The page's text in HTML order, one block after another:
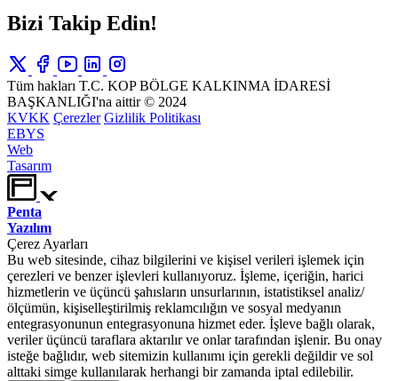
Bizi Takip Edin!
Tüm hakları T.C. KOP BÖLGE KALKINMA İDARESİ
BAŞKANLIĞI'na aittir © 2024
KVKK Çerezler Gizlilik Politikası
EBYS
Web
Tasarım
Penta
Yazılım
Çerez Ayarları
Bu web sitesinde, cihaz bilgilerini ve kişisel verileri işlemek için
çerezleri ve benzer işlevleri kullanıyoruz. İşleme, içeriğin, harici
hizmetlerin ve üçüncü şahısların unsurlarının, istatistiksel analiz/
ölçümün, kişiselleştirilmiş reklamcılığın ve sosyal medyanın
entegrasyonunun entegrasyonuna hizmet eder. İşleve bağlı olarak,
veriler üçüncü taraflara aktarılır ve onlar tarafından işlenir. Bu onay
isteğe bağlıdır, web sitemizin kullanımı için gerekli değildir ve sol
alttaki simge kullanılarak herhangi bir zamanda iptal edilebilir.